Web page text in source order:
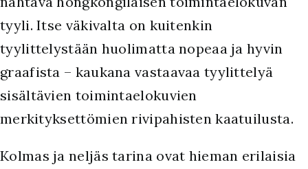
tyyli. Itse väkivalta on kuitenkin
tyylittelystään huolimatta nopeaa ja hyvin
graafista – kaukana vastaavaa tyylittelyä
sisältävien toimintaelokuvien
merkityksettömien rivipahisten kaatuilusta.
Kolmas ja neljäs tarina ovat hieman erilaisia